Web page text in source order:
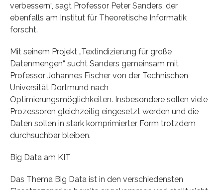
verbessern“, sagt Professor Peter Sanders, der
ebenfalls am Institut für Theoretische Informatik
forscht.
Mit seinem Projekt „Textindizierung für große
Datenmengen“ sucht Sanders gemeinsam mit
Professor Johannes Fischer von der Technischen
Universität Dortmund nach
Optimierungsmöglichkeiten. Insbesondere sollen viele
Prozessoren gleichzeitig eingesetzt werden und die
Daten sollen in stark komprimierter Form trotzdem
durchsuchbar bleiben.
Big Data am KIT
Das Thema Big Data ist in den verschiedensten